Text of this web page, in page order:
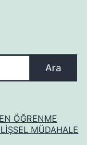
Ara
ÖĞRENME
MÜDAHALE